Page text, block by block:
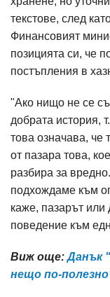
текстове, след
Финансовият
позицията си, че
постъпления в
"Ако нищо не се
добрата история,
това означава, че
от пазара това,
разбира за
подхождаме към
каже, пазарът или
поведение към
Виж още:Данък
нещо по-